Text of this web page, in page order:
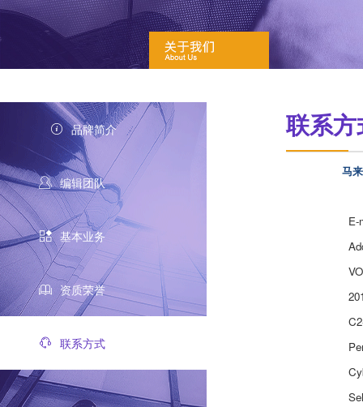
品牌简介
编辑团队
基本业务
资质荣誉
联系方式
联系方
马
E-
C2-